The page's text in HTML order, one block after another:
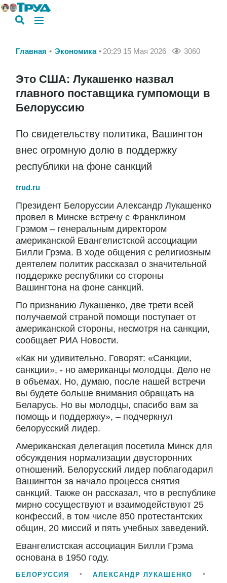
Главная Экономика 20:29 15 Мая 2026 3060
Это США: Лукашенко назвал
главного поставщика гумпомощи в
Белоруссию
По свидетельству политика, Вашингтон
внес огромную долю в поддержку
республики на фоне санкций
trud.ru
Президент Белоруссии Александр Лукашенко
провел в Минске встречу с Франклином
Грэмом – генеральным директором
американской Евангелистской ассоциации
Билли Грэма. В ходе общения с религиозным
деятелем политик рассказал о значительной
поддержке республики со стороны
Вашингтона на фоне санкций.
По признанию Лукашенко, две трети всей
получаемой страной помощи поступает от
американской стороны, несмотря на санкции,
сообщает РИА Новости.
«Как ни удивительно. Говорят: «Санкции,
санкции», - но американцы молодцы. Дело не
в объемах. Но, думаю, после нашей встречи
вы будете больше внимания обращать на
Беларусь. Но вы молодцы, спасибо вам за
помощь и поддержку», – подчеркнул
белорусский лидер.
Американская делегация посетила Минск для
обсуждения нормализации двусторонних
отношений. Белорусский лидер поблагодарил
Вашингтон за начало процесса снятия
санкций. Также он рассказал, что в республике
мирно сосуществуют и взаимодействуют 25
конфессий, в том числе 850 протестантских
общин, 20 миссий и пять учебных заведений.
Евангелистская ассоциация Билли Грэма
основана в 1950 году.
БЕЛОРУССИЯ
АЛЕКСАНДР ЛУКАШЕНКО